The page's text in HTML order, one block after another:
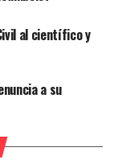
al científico y
a su